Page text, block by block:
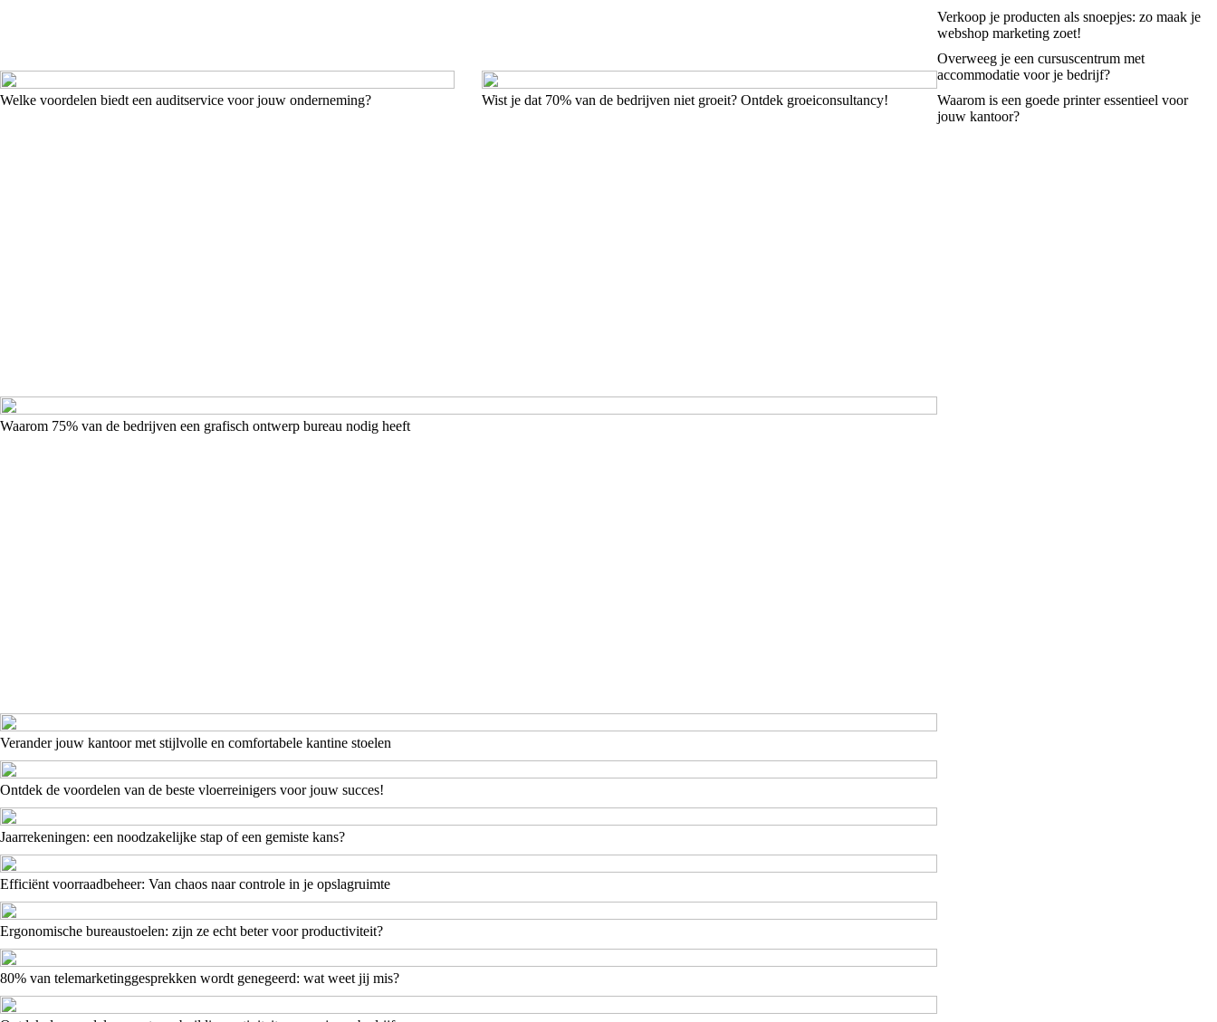
Welke voordelen biedt een auditservice voor jouw onderneming? Wist je dat 70% van de bedrijven niet groeit? Ontdek groeiconsultancy!
Waarom 75% van de bedrijven een grafisch ontwerp bureau nodig heeft
Verander jouw kantoor met stijlvolle en comfortabele kantine stoelen
Ontdek de voordelen van de beste vloerreinigers voor jouw succes!
Jaarrekeningen: een noodzakelijke stap of een gemiste kans?
Efficiënt voorraadbeheer: Van chaos naar controle in je opslagruimte
Ergonomische bureaustoelen: zijn ze echt beter voor productiviteit?
80% van telemarketinggesprekken wordt genegeerd: wat weet jij mis?
Verkoop je producten als snoepjes: zo maak je
webshop marketing zoet!
Overweeg je een cursuscentrum met
accommodatie voor je bedrijf?
Waarom is een goede printer essentieel voor
jouw kantoor?